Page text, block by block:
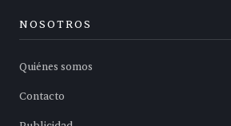
NOSOTROS
Quiénes somos
Contacto